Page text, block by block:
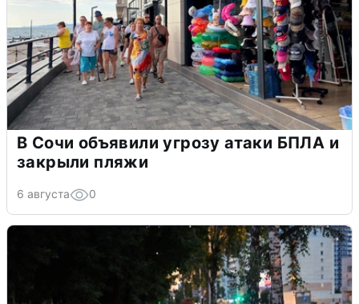
В Сочи объявили угрозу атаки БПЛА и
закрыли пляжи
6 августа 0